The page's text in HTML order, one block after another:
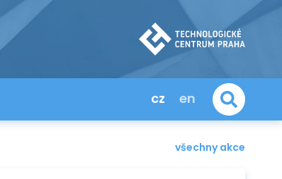
cz en
všechny akce